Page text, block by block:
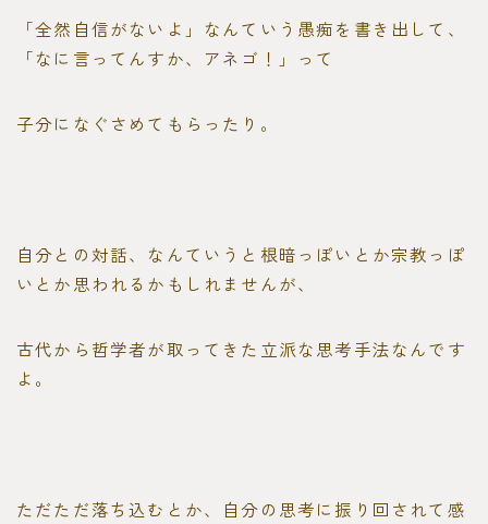
「全然自信がないよ」なんていう愚痴を書き出して、
「なに言ってんすか、アネゴ！」って
子分になぐさめてもらったり。
自分との対話、なんていうと根暗っぽいとか宗教っぽ
いとか思われるかもしれませんが、
古代から哲学者が取ってきた立派な思考手法なんです
よ。
ただただ落ち込むとか、自分の思考に振り回されて感